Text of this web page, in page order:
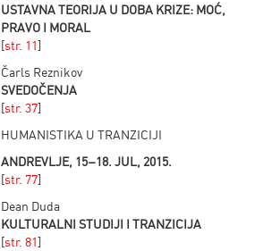
USTAVNA TEORIJA U DOBA KRIZE: MOĆ,
PRAVO I MORAL
[str. 11]
Čarls Reznikov
SVEDOČENJA
[str. 37]
HUMANISTIKA U TRANZICIJI
ANDREVLJE, 15–18. JUL, 2015.
[str. 77]
Dean Duda
KULTURALNI STUDIJI I TRANZICIJA
[str. 81]